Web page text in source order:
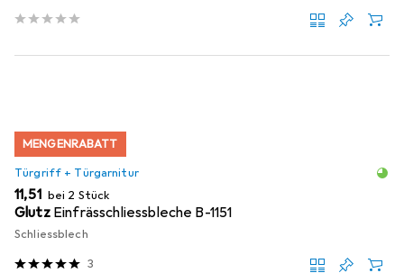
MENGENRABATT
Türgriff + Türgarnitur
EUR
11,51 bei 2 Stück
Glutz Einfrässchliessbleche B-1151
Schliessblech
3